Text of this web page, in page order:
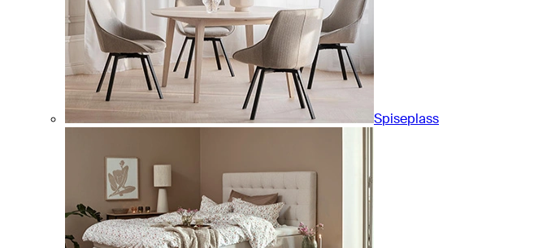
Spiseplass